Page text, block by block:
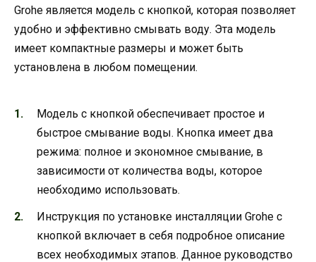
Grohe является модель с кнопкой, которая позволяет
удобно и эффективно смывать воду. Эта модель
имеет компактные размеры и может быть
установлена в любом помещении.
Модель с кнопкой обеспечивает простое и
быстрое смывание воды. Кнопка имеет два
режима: полное и экономное смывание, в
зависимости от количества воды, которое
необходимо использовать.
Инструкция по установке инсталляции Grohe с
кнопкой включает в себя подробное описание
всех необходимых этапов. Данное руководство